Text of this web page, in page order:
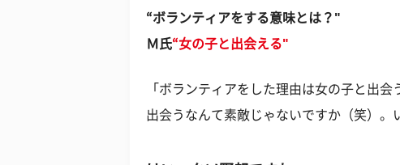
“ボランティアをする意味とは？"
Ｍ氏“女の子と出会える"
「ボランティアをした理由は女の子と出
出会うなんて素敵じゃないですか（笑）。